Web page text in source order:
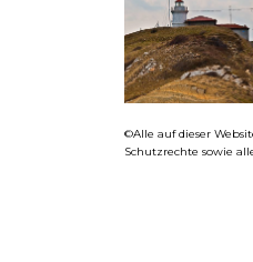
©Alle auf dieser
Schutzrechte sowie